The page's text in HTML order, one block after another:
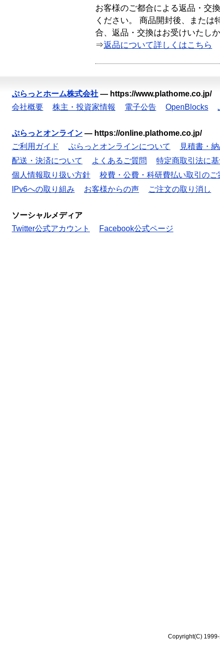
お客様のご都合による返品・交
ください。 商品開封後、または
合、返品・交換はお受けいたし
⇒返品について詳しくはこちら
ぷらっとホーム株式会社 — https://www.plathome.co.jp/
会社概要
株主・投資家情報 電子公告 OpenBlocks
ぷらっとオンライン — https://online.plathome.co.jp/
ご利用ガイド
ぷらっとオンラインについて
見積書・
配送・決済について
よくあるご質問
特定商取引法に
個人情報取り扱い方針
校費・公費・科研費払い取引のご
IPv6への取り組み
お客様からの声 ご注文の取り消し
ソーシャルメディア
Twitter公式アカウント
Facebook公式ページ
Copyright(C)